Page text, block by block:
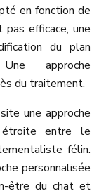
en fonction de
efficace, une
du plan
approche
du traitement.
une approche
étroite entre le
félin.
personnalisée
être du chat et